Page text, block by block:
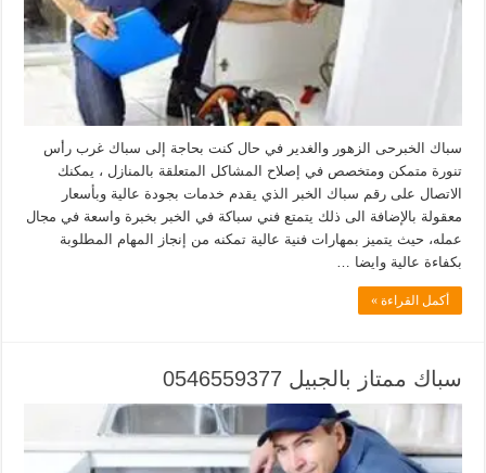
سباك الخبرحى الزهور والغدير في حال كنت بحاجة إلى سباك غرب رأس
تنورة متمكن ومتخصص في إصلاح المشاكل المتعلقة بالمنازل ، يمكنك
الاتصال على رقم سباك الخبر الذي يقدم خدمات بجودة عالية وبأسعار
معقولة بالإضافة الى ذلك يتمتع فني سباكة في الخبر بخبرة واسعة في مجال
عمله، حيث يتميز بمهارات فنية عالية تمكنه من إنجاز المهام المطلوبة
بكفاءة عالية وايضا …
أكمل القراءة »
سباك ممتاز بالجبيل 0546559377